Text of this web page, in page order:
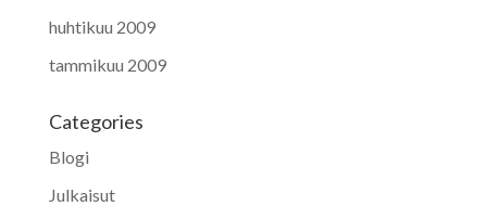
huhtikuu 2009
tammikuu 2009
Categories
Blogi
Julkaisut